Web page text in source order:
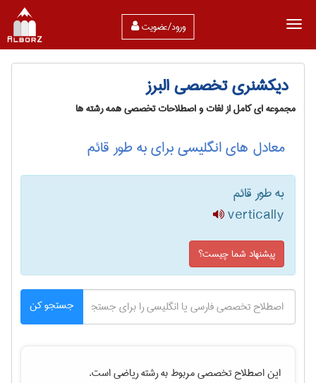
ورود/عضویت
دیکشنری تخصصی البرز
مجموعه ای کامل از لغات و اصطلاحات تخصصی همه رشته ها
معادل های انگلیسی برای به طور قائم
به طور قائم
vertically
پیشنهاد شما چیست؟
جستجو کن
این اصطلاح تخصصی مربوط به رشتهرياضیاست.